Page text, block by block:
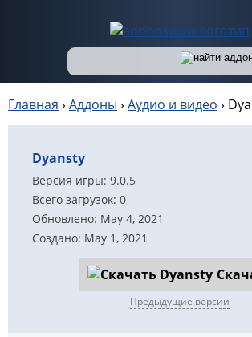
Главная › Аддоны › Аудио и видео ›
Dyansty
Версия игры: 9.0.5
Всего загрузок: 0
Обновлено: May 4, 2021
Создано: May 1, 2021
Предыдущие версии